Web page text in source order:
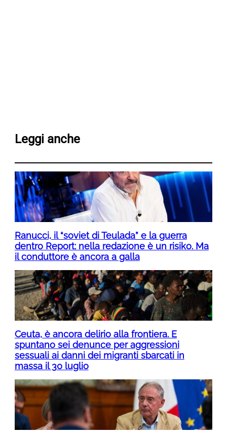
Leggi anche
Ranucci, il “soviet di Teulada” e la guerra
dentro Report: nella redazione è un risiko. Ma
il conduttore è ancora a galla
Ceuta, è ancora delirio alla frontiera. E
spuntano sei denunce per aggressioni
sessuali ai danni dei migranti sbarcati in
massa il 30 luglio